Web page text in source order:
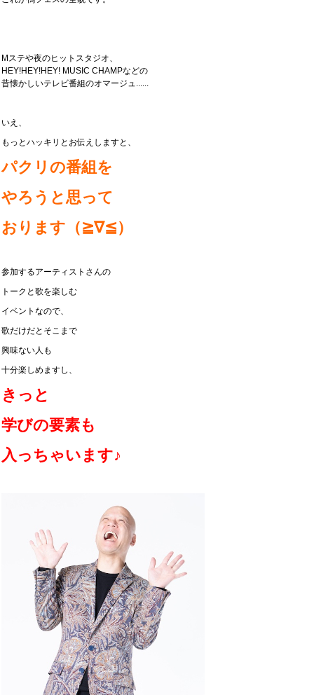
Mステや夜のヒットスタジオ、
HEY!HEY!HEY! MUSIC CHAMPなどの
昔懐かしいテレビ番組のオマージュ......
いえ、
もっとハッキリとお伝えしますと、
パクリの番組を
やろうと思って
おります （≧∇≦）
参加するアーティストさんの
トークと歌を楽しむ
イベントなので、
歌だけだとそこまで
興味ない人も
十分楽しめますし、
きっと
学びの要素も
入っちゃいます♪